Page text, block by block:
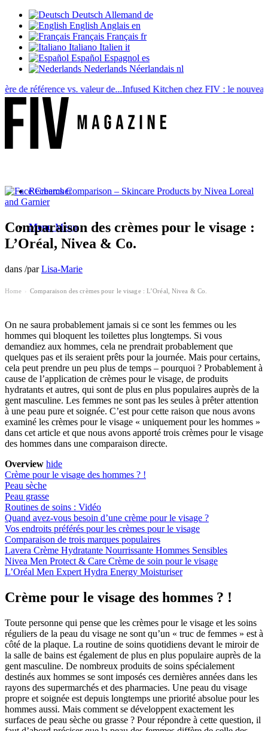
Deutsch Allemand de
English Anglais en
Français Français fr
Italiano Italien it
Español Espagnol es
Nederlands Néerlandais nl
référence vs. valeur de...Infused Kitchen chez FIV : le nouveau...
Rechercher
Menu Menu
Comparaison des crèmes pour le visage :
L’Oréal, Nivea & Co.
dans /parLisa-Marie
Home Comparaison des crèmes pour le visage : L’Oréal, Nivea & Co.
On ne saura probablement jamais si ce sont les femmes ou les
hommes qui bloquent les toilettes plus longtemps. Si vous
demandiez aux hommes, cela ne prendrait probablement que
quelques pas et ils seraient prêts pour la journée. Mais pour certains,
cela peut prendre un peu plus de temps – pourquoi ? Probablement à
cause de l’application de crèmes pour le visage, de produits
hydratants et autres, qui sont de plus en plus populaires auprès de la
gent masculine. Les femmes ne sont pas les seules à prêter attention
à une peau pure et soignée. C’est pour cette raison que nous avons
examiné les crèmes pour le visage « uniquement pour les hommes »
dans cet article et que nous avons apporté trois crèmes pour le visage
des hommes dans une comparaison directe.
Overview hide
Crème pour le visage des hommes ? !
Peau sèche
Peau grasse
Routines de soins : Vidéo
Quand avez-vous besoin d’une crème pour le visage ?
Vos endroits préférés pour les crèmes pour le visage
Comparaison de trois marques populaires
Lavera Crème Hydratante Nourrissante Hommes Sensibles
Nivea Men Protect & Care Crème de soin pour le visage
L’Oréal Men Expert Hydra Energy Moisturiser
Crème pour le visage des hommes ? !
Toute personne qui pense que les crèmes pour le visage et les soins
réguliers de la peau du visage ne sont qu’un « truc de femmes » est à
côté de la plaque. La routine de soins quotidiens devant le miroir de
la salle de bains est également de plus en plus populaire auprès de la
gent masculine. De nombreux produits de soins spécialement
destinés aux hommes se sont imposés ces dernières années dans les
rayons des supermarchés et des pharmacies. Une peau du visage
propre et soignée est depuis longtemps une priorité absolue pour les
hommes aussi. Mais comment se développent exactement les
surfaces de peau sèche ou grasse ? Pour répondre à cette question, il